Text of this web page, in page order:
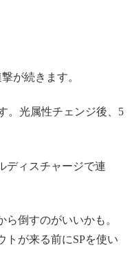
が続きます。
。光属性チェンジ後、5
ディスチャージで連
倒すのがいいかも。
トが来る前にSPを使い